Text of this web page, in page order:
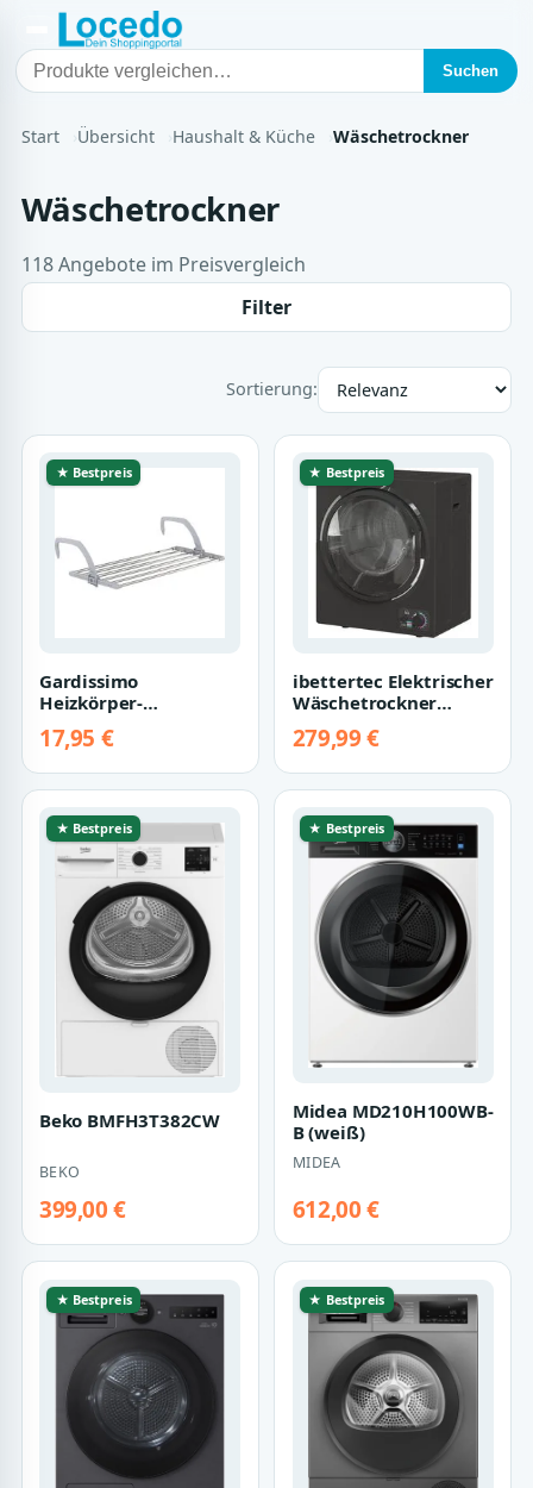
Suchen
Start Übersicht Haushalt & Küche Wäschetrockner
Wäschetrockner
118 Angebote im Preisvergleich
Filter
Sortierung:
★ Bestpreis
Gardissimo
Heizkörper-
Balmy Wand / Balkon
17,95 €
★ Bestpreis
ibettertec Elektrischer
Wäschetrockner
Wäschetrockner 850W
279,99 €
★ Bestpreis
Beko BMFH3T382CW
BEKO
399,00 €
★ Bestpreis
Midea MD210H100WB-
B (weiß)
MIDEA
612,00 €
★ Bestpreis ★ Bestpreis